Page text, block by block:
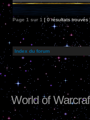
Page 1 sur 1 [ 0 résultats trouvés ]
Index du forum
World of